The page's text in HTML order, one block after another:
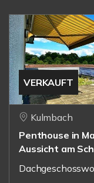
VERKAUFT
Kulmbach
Penthouse in
Aussicht am